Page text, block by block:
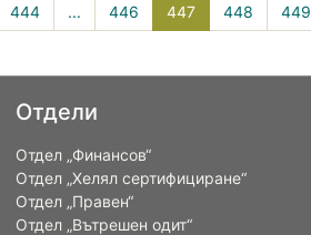
444 ... 446 447447(current)
448 449
Отдели
Отдел „Финансов“
Отдел „Хелял сертифициране“
Отдел „Правен“
Отдел „Вътрешен одит“